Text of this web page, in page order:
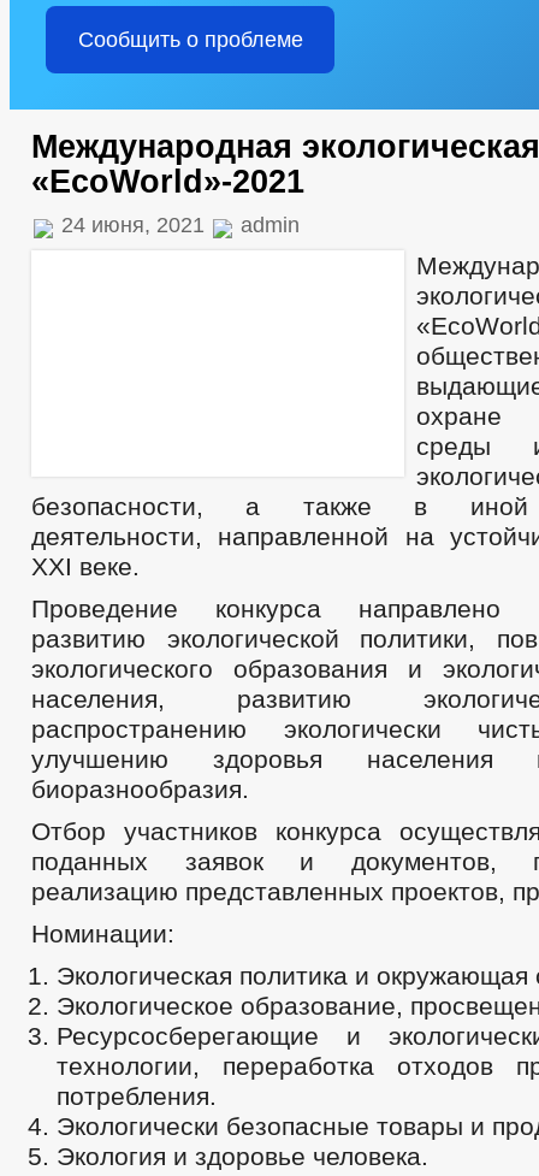
Сообщить о проблеме
Международная
«EcoWorld»-2021
24 июня, 2021 admin
среды
безопасности, а также в иной
деятельности, направленной на
XXI веке.
Проведение конкурса направлено
развитию экологической политики,
экологического образования и
населения, развитию
распространению экологически
улучшению здоровья населения
биоразнообразия.
Отбор участников конкурса
поданных заявок и документов,
реализацию представленных проектов,
Номинации:
Экологическая политика и окружающая
Экологическое образование,
Ресурсосберегающие и
технологии, переработка отходов
потребления.
Экологически безопасные товары и
Экология и здоровье человека.